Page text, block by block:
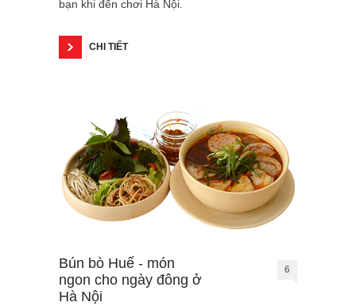
bạn khi đến chơi Hà Nội.
CHI TIẾT
Bún bò Huế - món
ngon cho ngày đông ở
Hà Nội
6